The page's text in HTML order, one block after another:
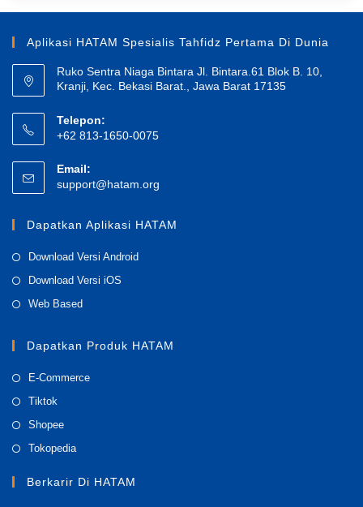
Aplikasi HATAM Spesialis Tahfidz Pertama Di Dunia
Ruko Sentra Niaga Bintara Jl. Bintara.61 Blok B. 10,
Kranji, Kec. Bekasi Barat., Jawa Barat 17135
Telepon:
+62 813-1650-0075
Email:
support@hatam.org
Dapatkan Aplikasi HATAM
Download Versi Android
Download Versi iOS
Web Based
Dapatkan Produk HATAM
E-Commerce
Tiktok
Shopee
Tokopedia
Berkarir Di HATAM